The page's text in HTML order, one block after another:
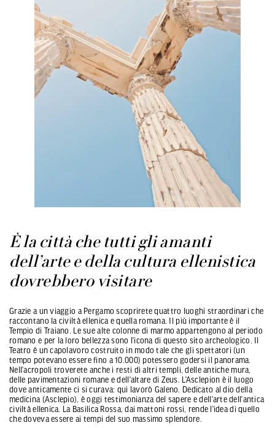
È la città che tutti gli amanti
dell’arte e della cultura ellenistica
dovrebbero visitare
Grazie a un viaggio a Pergamo scoprirete quattro luoghi straordinari che
raccontano la civiltà ellenica e quella romana. Il più importante è il
Tempio di Traiano. Le sue alte colonne di marmo appartengono al periodo
romano e per la loro bellezza sono l’icona di questo sito archeologico. Il
Teatro è un capolavoro costruito in modo tale che gli spettatori (un
tempo potevano essere fino a 10.000) potessero godersi il panorama.
Nell’acropoli troverete anche i resti di altri templi, delle antiche mura,
delle pavimentazioni romane e dell’altare di Zeus. L’Asclepion è il luogo
dove anticamente ci si curava: qui lavorò Galeno. Dedicato al dio della
medicina (Asclepio), è oggi testimonianza del sapere e dell’arte dell’antica
civiltà ellenica. La Basilica Rossa, dai mattoni rossi, rende l’idea di quello
che doveva essere ai tempi del suo massimo splendore.